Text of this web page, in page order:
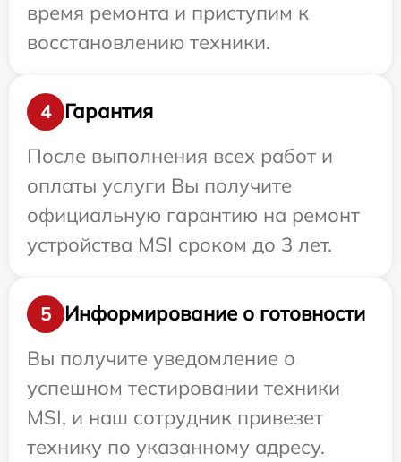
время ремонта и приступим к
восстановлению техники.
4
Гарантия
После выполнения всех работ и
оплаты услуги Вы получите
официальную гарантию на ремонт
устройства MSI сроком до 3 лет.
5
Информирование о готовности
Вы получите уведомление о
успешном тестировании техники
MSI, и наш сотрудник привезет
технику по указанному адресу.